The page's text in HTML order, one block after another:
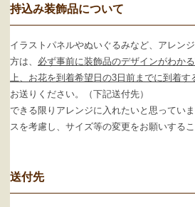
持込み装飾品について
イラストパネルやぬいぐるみなど、アレン
方は、 必ず事前に装飾品のデザインがわか
上、お花を到着希望日の3日前までに到着す
お送りください。（下記送付先）
できる限りアレンジに入れたいと思ってい
スを考慮し、サイズ等の変更をお願いするこ
送付先